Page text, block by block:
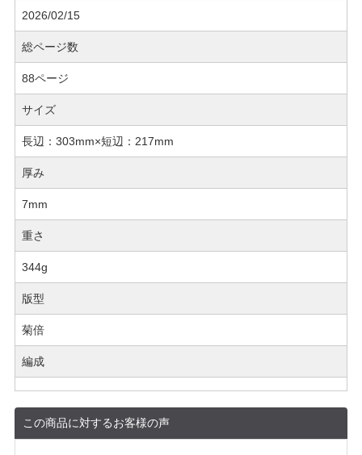
2026/02/15
総ページ数
88ページ
サイズ
長辺：303mm×短辺：217mm
厚み
7mm
重さ
344g
版型
菊倍
編成
この商品に対するお客様の声